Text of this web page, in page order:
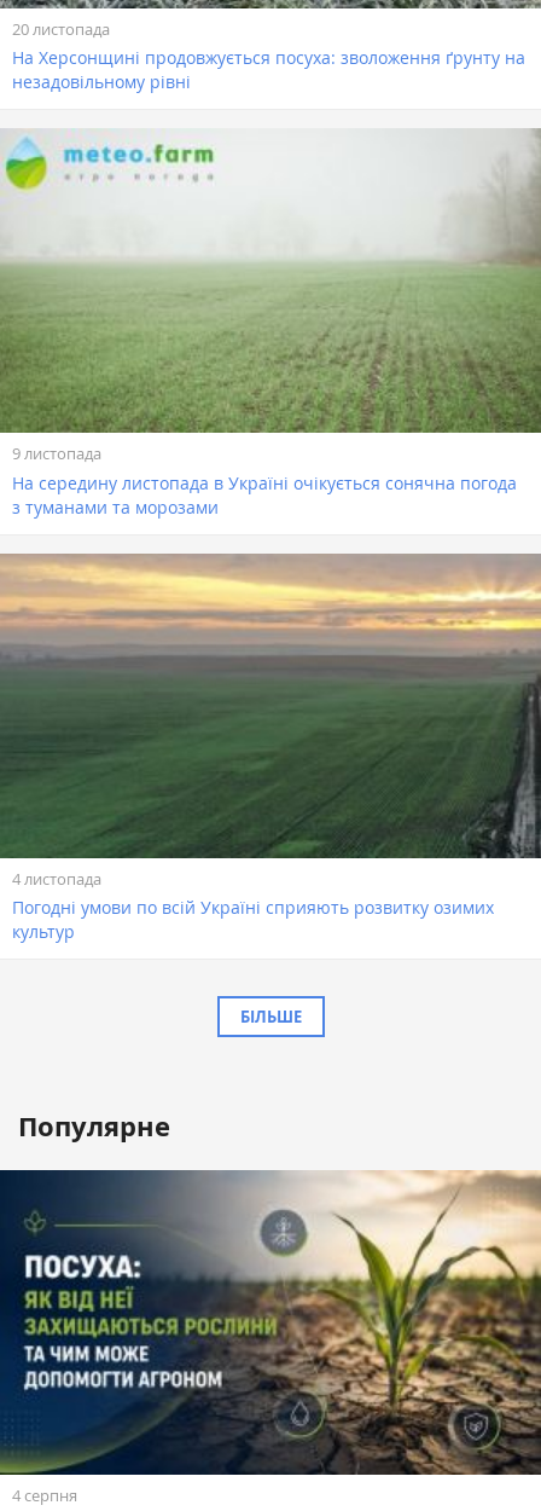
20 листопада
На Херсонщині продовжується посуха: зволоження ґрунту на
незадовільному рівні
9 листопада
На середину листопада в Україні очікується сонячна погода
з туманами та морозами
4 листопада
Погодні умови по всій Україні сприяють розвитку озимих
культур
БІЛЬШЕ
Популярне
4 серпня